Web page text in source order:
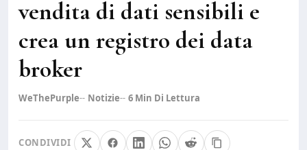
vendita di dati sensibili e
crea un registro dei data
broker
WeThePurple Notizie 6 Min Di Lettura
CONDIVIDI